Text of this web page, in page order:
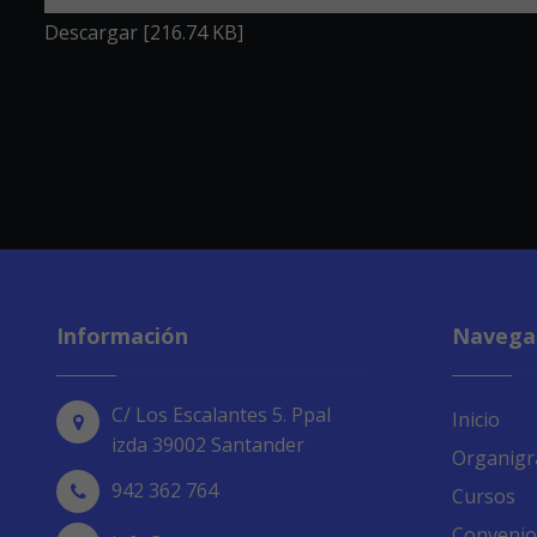
Descargar [216.74 KB]
Información
C/ Los Escalantes 5. Ppal
izda 39002 Santander
942 362 764
Inicio
Cursos